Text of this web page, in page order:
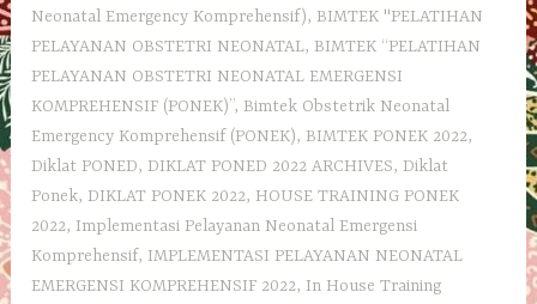
Neonatal Emergency Komprehensif), BIMTEK "PELATIHAN
PELAYANAN OBSTETRI NEONATAL, BIMTEK “PELATIHAN
PELAYANAN OBSTETRI NEONATAL EMERGENSI
KOMPREHENSIF (PONEK)”, Bimtek Obstetrik Neonatal
Emergency Komprehensif (PONEK), BIMTEK PONEK 2022,
Diklat PONED,DIKLAT PONED 2022 ARCHIVES,Diklat
Ponek,DIKLAT PONEK 2022, HOUSE TRAINING PONEK
2022, Implementasi Pelayanan Neonatal Emergensi
Komprehensif, IMPLEMENTASI PELAYANAN NEONATAL
EMERGENSI KOMPREHENSIF 2022, In House Training